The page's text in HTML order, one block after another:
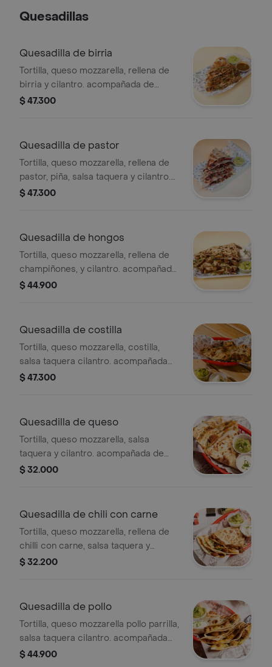
arequipe.
Quesadillas
Quesadilla de birria
Tortilla, queso mozzarella, rellena de
birria y cilantro. acompañada de
guacamole y caldo de birria.
$ 47.300
Quesadilla de pastor
Tortilla, queso mozzarella, rellena de
pastor, piña, salsa taquera y cilantro.
acompañada de guacamole y sour
$ 47.300
Quesadilla de hongos
Tortilla, queso mozzarella, rellena de
champiñones, y cilantro. acompañada
de guacamole y sour cream.
$ 44.900
Quesadilla de costilla
Tortilla, queso mozzarella, costilla,
salsa taquera cilantro. acompañada
de guacamole y sour cream
$ 47.300
Quesadilla de queso
Tortilla, queso mozzarella, salsa
taquera y cilantro. acompañada de
guacamole y sour cream
$ 32.000
Quesadilla de chili con carne
Tortilla, queso mozzarella, rellena de
chilli con carne, salsa taquera y
cilantro. acompañada de guacamole y
$ 32.200
Quesadilla de pollo
Tortilla, queso mozzarella pollo parrilla,
salsa taquera cilantro. acompañada
de guacamole y sour cream
$ 44.900